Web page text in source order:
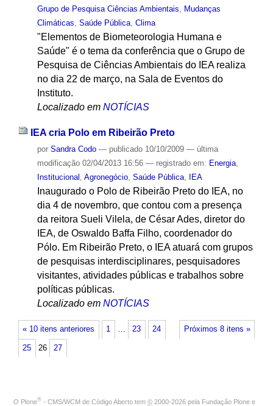
Grupo de Pesquisa Ciências Ambientais
Mudanças
Climáticas Saúde Pública, Clima
"Elementos de Biometeorologia Humana e
Saúde" é o tema da conferência que o Grupo de
Pesquisa de Ciências Ambientais do IEA realiza
no dia 22 de março, na Sala de Eventos do
Instituto.
Localizado em NOTÍCIAS
IEA cria Polo em Ribeirão Preto
por Sandra Codo — publicado10/10/2009 — última
modificação02/04/2013 16:56 — registrado em: Energia,
Institucional , Agronegócio, Saúde Pública, IEA
Inaugurado o Polo de Ribeirão Preto do IEA, no
dia 4 de novembro, que contou com a presença
da reitora Sueli Vilela, de César Ades, diretor do
IEA, de Oswaldo Baffa Filho, coordenador do
Pólo. Em Ribeirão Preto, o IEA atuará com grupos
de pesquisas interdisciplinares, pesquisadores
visitantes, atividades públicas e trabalhos sobre
políticas públicas.
Localizado em NOTÍCIAS
« 10 itens anteriores Próximos 8 itens »
1 … 23 24
25 26 27
O Plone® - CMS/WCM de Código Aberto tem © 2000-2026 pela Fundação Plone e